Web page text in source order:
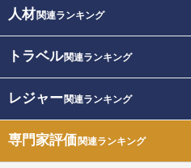
人材関連ランキング
トラベル関連ランキング
レジャー関連ランキング
専門家評価関連ランキング